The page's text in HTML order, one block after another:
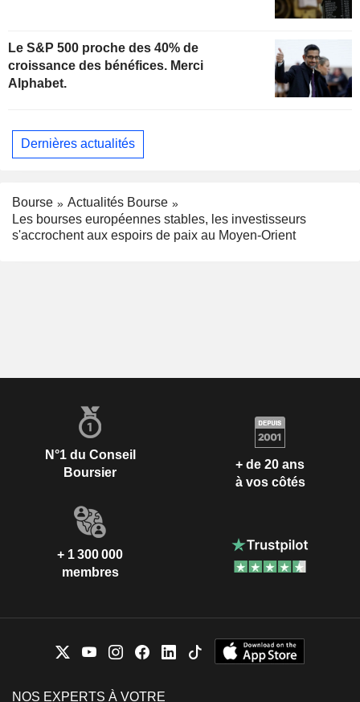
Le S&P 500 proche des 40% de
croissance des bénéfices. Merci
Alphabet.
Dernières actualités
Bourse
Actualités Bourse
Les bourses européennes stables, les investisseurs
s'accrochent aux espoirs de paix au Moyen-Orient
N°1 du Conseil
Boursier
+ de 20 ans
à vos côtés
+ 1 300 000
membres
NOS EXPERTS À VOTRE